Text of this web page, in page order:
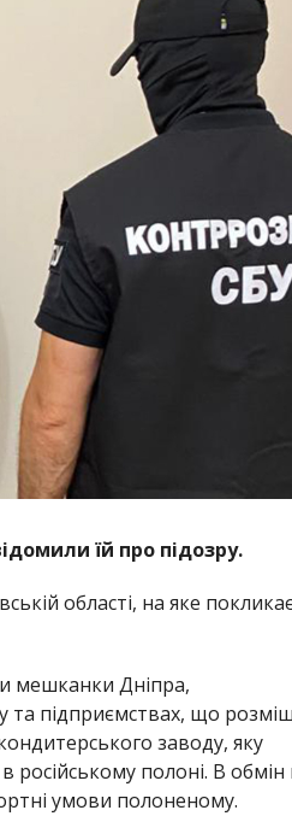
їй про підозру.
області, на яке
мешканки Дніпра,
та підприємствах, що
заводу, яку
російському полоні. В обмін
умови полоненому.